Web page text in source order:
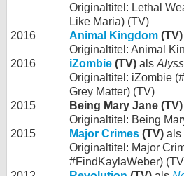
Originaltitel: Lethal
Like Maria) (TV)
2016
Animal Kingdom (TV)
Originaltitel: Animal
2016
iZombie (TV) als
Originaltitel: iZombie
Grey Matter) (TV)
2015
Being Mary Jane (TV)
Originaltitel: Being
2015
Major Crimes (TV) als
Originaltitel: Major
#FindKaylaWeber)